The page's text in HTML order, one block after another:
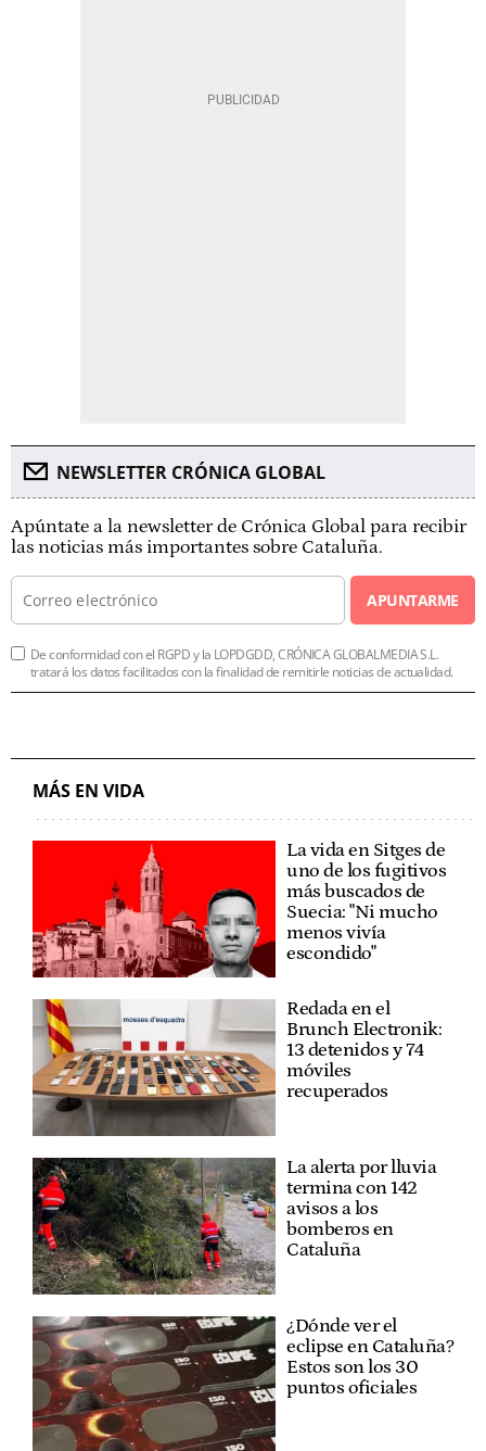
NEWSLETTER CRÓNICA GLOBAL
Apúntate a la newsletter de Crónica Global para recibir
las noticias más importantes sobre Cataluña.
APUNTARME
De conformidad con el RGPD y la LOPDGDD, CRÓNICA GLOBALMEDIA S.L.
tratará los datos facilitados con la finalidad de remitirle noticias de actualidad.
MÁS EN VIDA
La vida en Sitges de
uno de los fugitivos
más buscados de
Suecia: "Ni mucho
menos vivía
escondido"
Redada en el
Brunch Electronik:
13 detenidos y 74
móviles
recuperados
La alerta por lluvia
termina con 142
avisos a los
bomberos en
Cataluña
¿Dónde ver el
eclipse en Cataluña?
Estos son los 30
puntos oficiales